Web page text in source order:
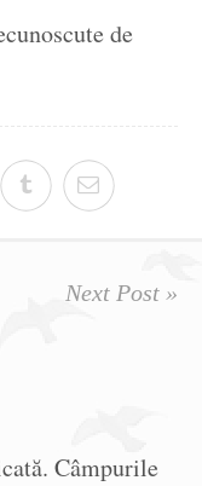
de
Next Post »
Câmpurile